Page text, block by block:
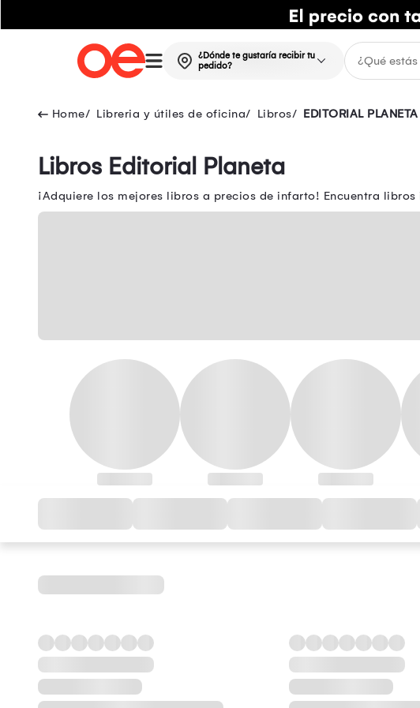
¿Dónde te gustaría recibir tu
pedido?
Libreria y útiles de oficina Libros EDITORIAL PLANETA
Libros Editorial Planeta
¡Adquiere los mejores libros a precios de infarto! Encuentra